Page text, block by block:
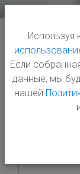
Используя
Если
данные, мы
нашей
ЖК
Фамилия